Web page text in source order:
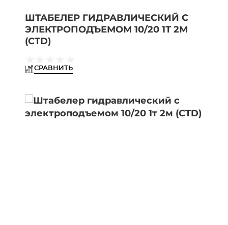
ШТАБЕЛЕР ГИДРАВЛИЧЕСКИЙ С
ЭЛЕКТРОПОДЪЕМОМ 10/20 1Т 2М
(CTD)
СРАВНИТЬ